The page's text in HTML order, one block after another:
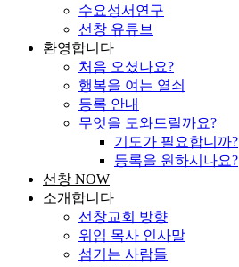
수요성서연구
선창 유튜브
환영합니다
처음 오셨나요?
행복을 여는 열쇠
등록 안내
무엇을 도와드릴까요?
기도가 필요합니까?
등록을 원하시나요?
선창 NOW
소개합니다
선창교회 방향
위임 목사 인사말
섬기는 사람들